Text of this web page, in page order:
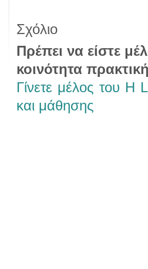
Σχόλιο
Πρέπει να είστε
κοινότητα
Γίνετε μέλος του Η
και μάθησης